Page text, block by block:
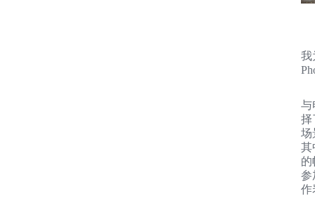
我
与
择
场
其
的
参
作